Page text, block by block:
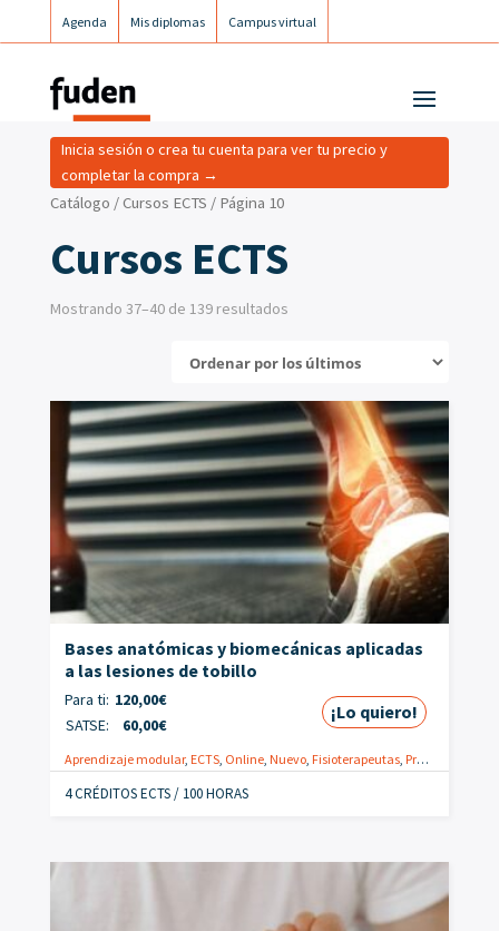
Agenda Mis diplomas Campus virtual
Catálogo /Cursos ECTS / Página 10
Cursos ECTS
Inicia sesión o crea tu cuenta para ver tu precio y
completar la compra →
Mostrando 37–40 de 139 resultados
Bases anatómicas y biomecánicas aplicadas
a las lesiones de tobillo
Para ti: 120,00€
SATSE:
60,00€
¡Lo quiero!
Aprendizaje modular, ECTS, Online, Nuevo, Fisioterapeutas, Promoción
4 CRÉDITOS ECTS / 100 HORAS